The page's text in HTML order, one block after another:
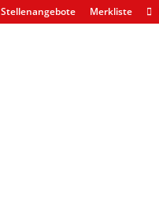
Stellenangebote Merkliste